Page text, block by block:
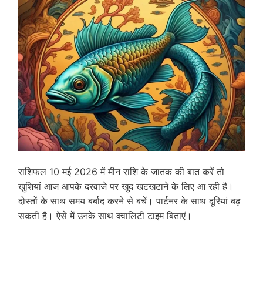
राशिफल 10 मई 2026 में मीन राशि के जातक की बात करें तो
खुशियां आज आपके दरवाजे पर खुद खटखटाने के लिए आ रही है।
दोस्तों के साथ समय बर्बाद करने से बचें। पार्टनर के साथ दूरियां बढ़
सकती है। ऐसे में उनके साथ क्वालिटी टाइम बिताएं।